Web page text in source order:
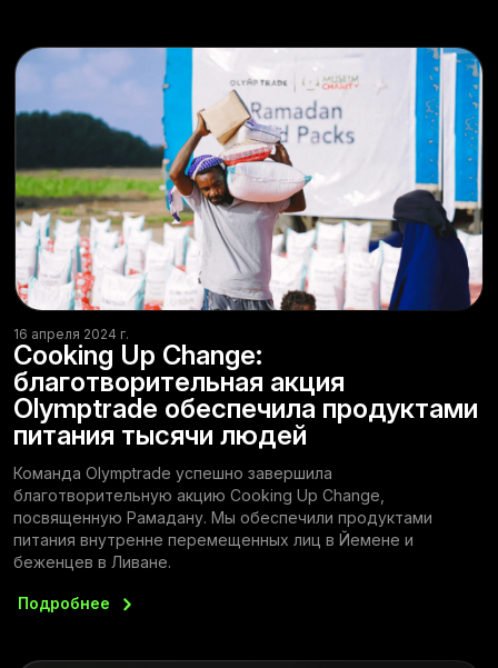
16 апреля 2024 г.
Cooking Up Change:
благотворительная акция
Olymptrade обеспечила продуктами
питания тысячи людей
Команда Olymptrade успешно завершила
благотворительную акцию Cooking Up Change,
посвященную Рамадану. Мы обеспечили продуктами
питания внутренне перемещенных лиц в Йемене и
беженцев в Ливане.
Подробнее